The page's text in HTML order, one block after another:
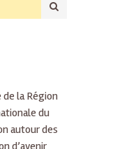
la Région
du
autour des
d’avenir